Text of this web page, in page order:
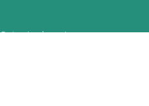
Partenaire observateur